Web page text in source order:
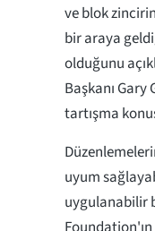
ve blok
bir araya
olduğunu
Başkanı
tartışma
uyum
uygulanabilir